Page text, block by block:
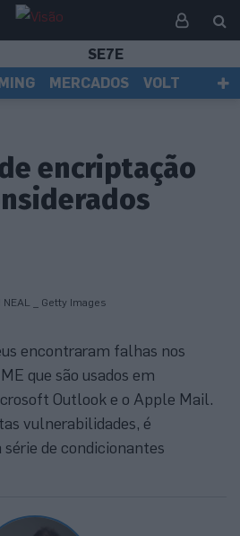
SE7E
MERCADOS
VOLT
encriptação
NEAL _ Getty Images
encontraram falhas nos
que são usados em
Outlook e o Apple Mail.
vulnerabilidades, é
de condicionantes